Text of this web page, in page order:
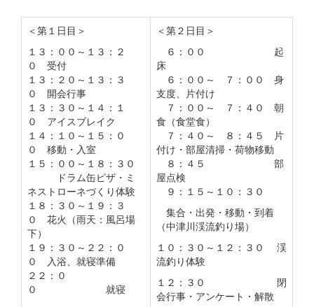
＜第１日目＞
１３：００～１３：２
０ 受付
１３：２０～１３：３
０ 開会行事
１３：３０～１４：１
０ アイスブレイク
１４：１０～１５：０
０ 移動・入室
１５：００～１８：３０
ドラム缶ピザ・ミ
ネストローネづくり体験
１８：３０～１９：３
０ 花火（雨天：風呂場
下）
１９：３０～２２：０
０ 入浴、就寝準備
２２：０
０ 就寝
＜第２日目＞
６：００ 起
床
６：００～ ７：００ 身
支度、片付け
７：００～ ７：４０ 朝
食（食堂食）
７：４０～ ８：４５ 片
付け・部屋清掃・荷物移動
８：４５ 部
屋点検
９：１５～１０：３０
集合・出発・移動・到着
（中津川渓流釣り場）
１０：３０～１２：３０ 渓
流釣り体験
１２：３０ 閉
会行事・アンケート・解散